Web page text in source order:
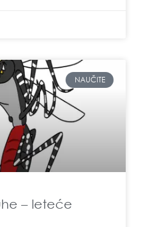
NAUČITE
– leteće